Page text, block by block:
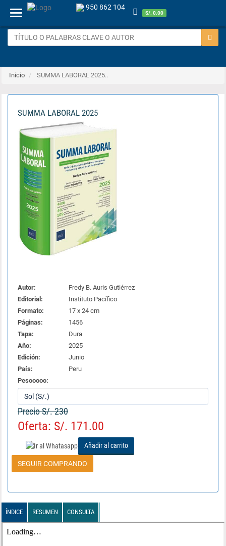
Menu
950 862 104
S/. 0.00
Inicio SUMMA LABORAL 2025..
SUMMA LABORAL 2025
Autor:
Fredy B. Auris Gutiérrez
Editorial:
Instituto Pacífico
Formato:
17 x 24 cm
Páginas:
1456
Tapa:
Dura
Año:
2025
Edición:
Junio
País:
Peru
Pesooooo:
Precio S/. 230
Oferta: S/. 171.00
Añadir al carrito
SEGUIR COMPRANDO
ÍNDICE RESUMEN CONSULTA